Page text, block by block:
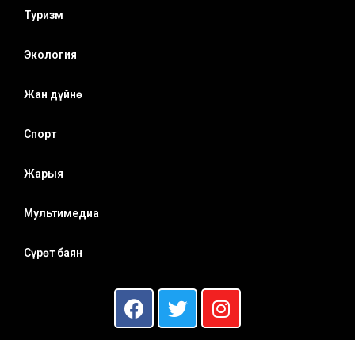
Туризм
Экология
Жан дүйнө
Спорт
Жарыя
Мультимедиа
Сүрөт баян